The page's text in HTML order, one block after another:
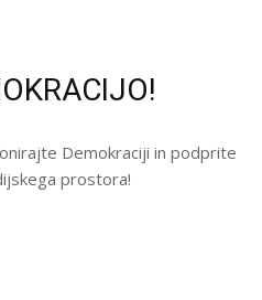
Demokraciji in podprite
prostora!